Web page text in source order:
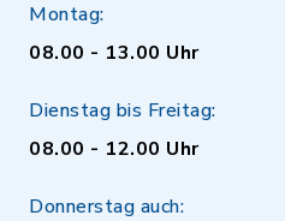
Montag:
08.00 - 13.00 Uhr
Dienstag bis Freitag:
08.00 - 12.00 Uhr
Donnerstag auch: